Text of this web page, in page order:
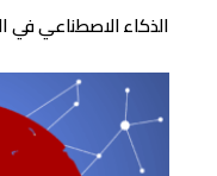
الذكاء الاصطناعي في